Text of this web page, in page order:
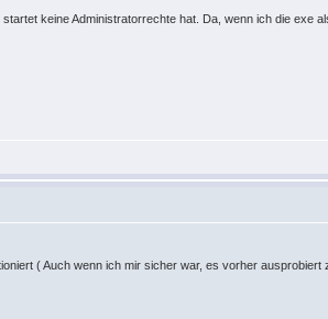
keine Administratorrechte hat. Da, wenn ich die exe
( Auch wenn ich mir sicher war, es vorher ausprobiert